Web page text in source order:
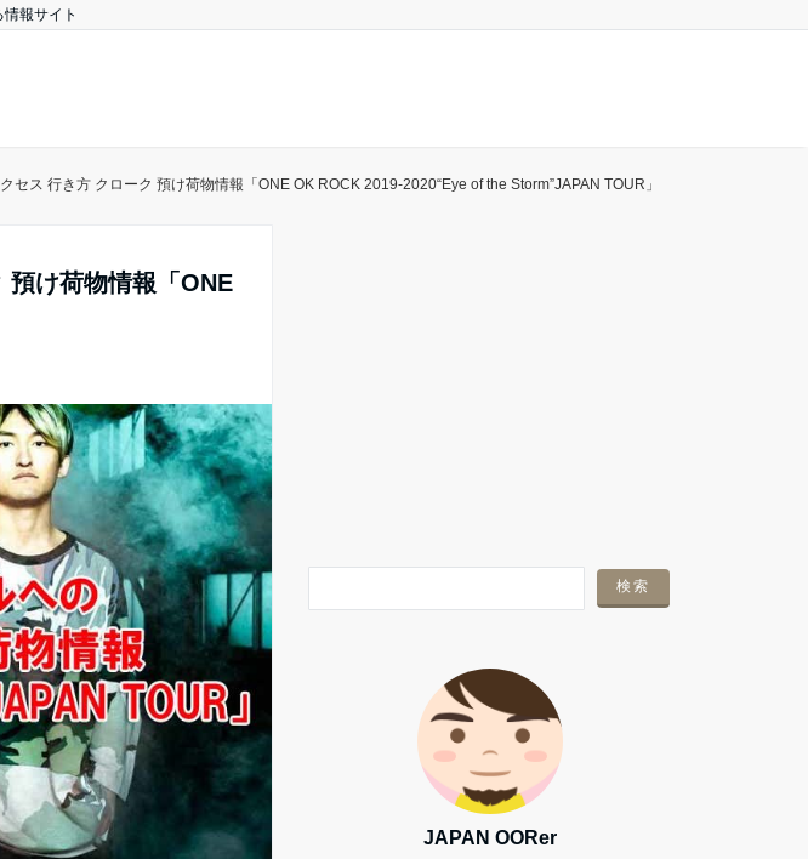
報サイト
セス 行き方 クローク 預け荷物情報「ONE OK ROCK 2019-2020“Eye of the Storm”JAPAN TOUR」
預け荷物情報「ONE
JAPAN OORer